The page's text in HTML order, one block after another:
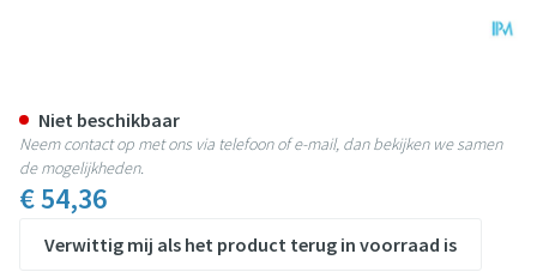
€ 54,36
Verwittig mij als het product terug in voorraad is
Niet beschikbaar
Neem contact op met ons via telefoon of e-mail, dan bekijken we samen
de mogelijkheden.